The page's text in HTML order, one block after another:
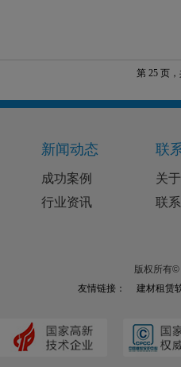
第 25 页
新闻动态
成功案例
行业资讯
联
关
联
版权所有
友情链接：
建材租赁